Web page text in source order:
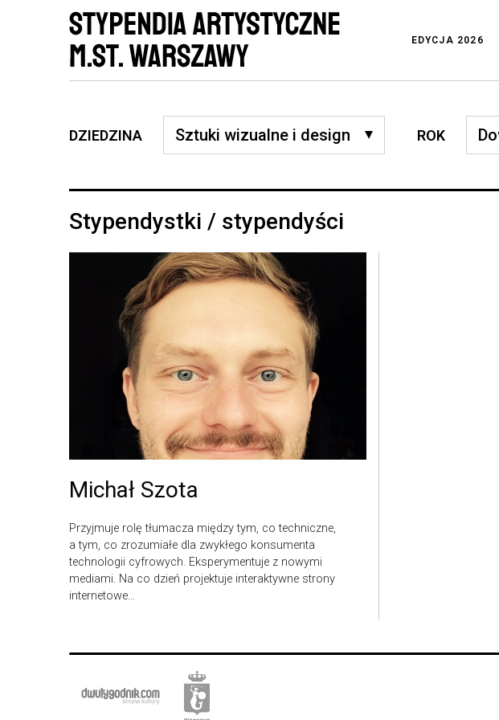
EDYCJA 2026
DZIEDZINA ROK
Stypendystki / stypendyści
Michał Szota
Przyjmuje rolę tłumacza między tym, co techniczne,
a tym, co zrozumiałe dla zwykłego konsumenta
technologii cyfrowych. Eksperymentuje z nowymi
mediami. Na co dzień projektuje interaktywne strony
internetowe...